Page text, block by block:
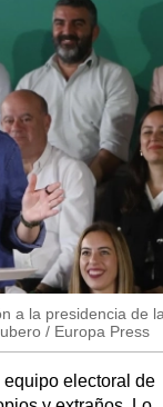
a la presidencia de
/ Europa Press
equipo electoral de